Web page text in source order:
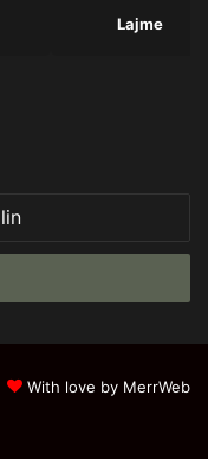
Lajme
With love by MerrWeb